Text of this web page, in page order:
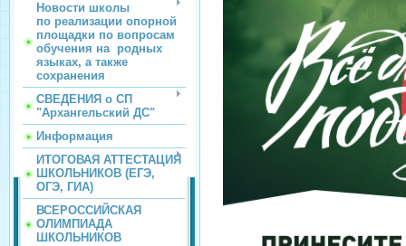
Новости школы
по реализации опорной
площадки по вопросам
обучения на родных
языках, а также
сохранения
СВЕДЕНИЯ о СП
"Архангельский ДС"
Информация
ИТОГОВАЯ АТТЕСТАЦИЯ
ШКОЛЬНИКОВ (ЕГЭ,
ОГЭ, ГИА)
ВСЕРОССИЙСКАЯ
ОЛИМПИАДА
ШКОЛЬНИКОВ